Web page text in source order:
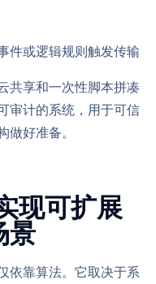
件或逻辑规则触发传输
共享和一次性脚本拼凑
审计的系统，用于可信
做好准备。
现可扩展
景
依靠算法。它取决于系